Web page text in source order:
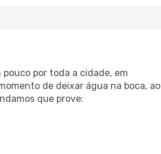
por toda a cidade, em
de deixar água na boca, ao
que prove: